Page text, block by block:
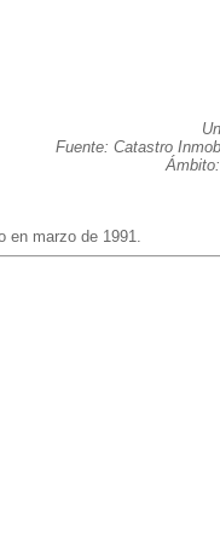
Fuente: Catastro
marzo de 1991.